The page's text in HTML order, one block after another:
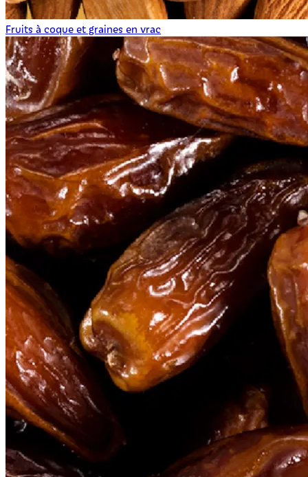
Fruits à coque et graines en vrac